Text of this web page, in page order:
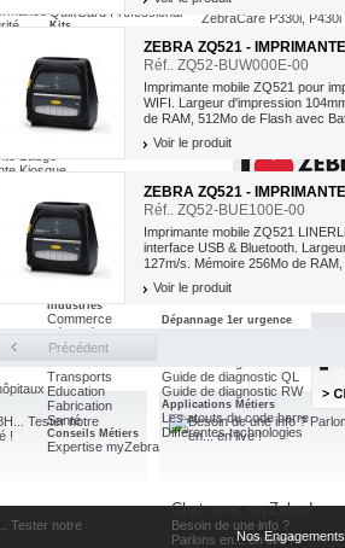
QuikCard Professional
Kits
Maintenance 1er urgence
ZebraCare P630i - P640i
ZebraCare P330i, P430i
ZebraCare ZXP Series 3
Prix
Etiquette
Badge
Kiosque
Thermique
Imprimante
Badgeuse
Toutes Nos Promotions
Industries
Commerce
Sécurité
Services Postaux
Transports
Education
Fabrication
Santé
Conseils Métiers
Expertise myZebra
Dépannage 1er urgence
Guide de diagnostic QL
Guide de diagnostic RW
Applications Métiers
Les atouts du code barre
Différentes technologies
ZEBRA ZQ521 -
Réf.. ZQ52-BUW000E-00
Imprimante mobile ZQ521 pour
WIFI. Largeur d'impression
de RAM, 512Mo de Flash avec
Voir le produit
ZEBRA ZQ521 -
Réf.. ZQ52-BUE100E-00
Imprimante mobile ZQ521
interface USB & Bluetooth.
127m/s. Mémoire 256Mo de
Voir le produit
Précédent
Tester notre
Chat avec myZebra!
Besoin de une info ?
Parlons en... en live !Nos Engagements